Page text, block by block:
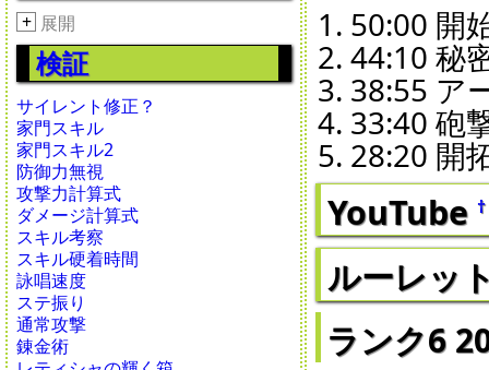
+ 展開
検証
サイレント修正？
家門スキル
家門スキル2
防御力無視
攻撃力計算式
ダメージ計算式
スキル考察
スキル硬着時間
詠唱速度
ステ振り
通常攻撃
錬金術
50:00 開
44:10 秘
38:55 ア
33:40 砲
28:20 開
YouTube †
ルーレッ
ランク6